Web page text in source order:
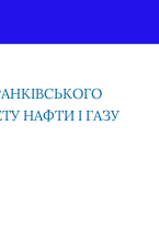
НАФТИ І ГАЗУ